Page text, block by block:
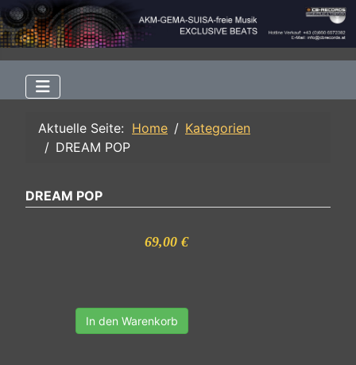
Aktuelle Seite: Home
Kategorien
DREAM POP
DREAM POP
69,00 €
In den Warenkorb